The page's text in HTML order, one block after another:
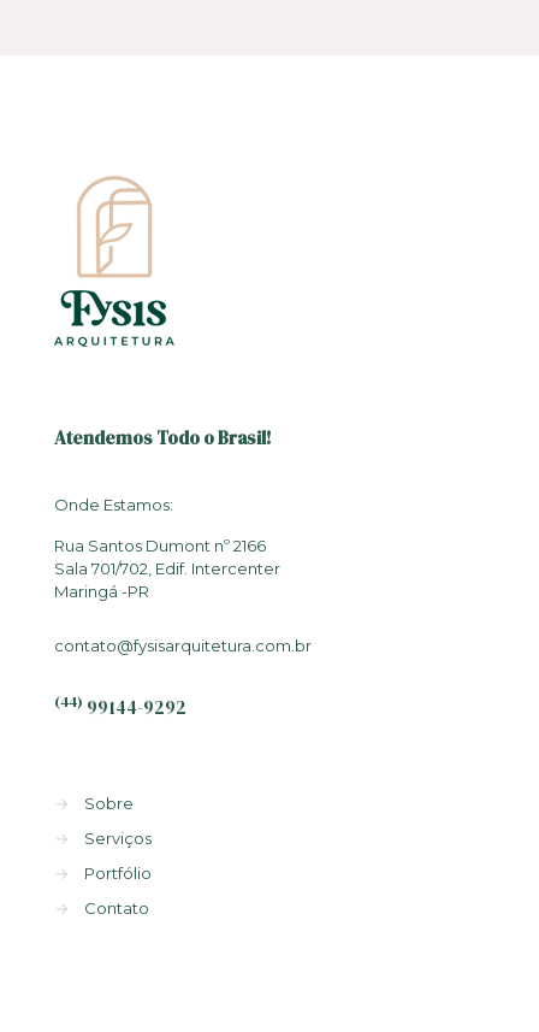
Atendemos Todo o Brasil!
Onde Estamos:
Rua Santos Dumont nº 2166
Sala 701/702, Edif. Intercenter
Maringá -PR
contato@fysisarquitetura.com.br
(44) 99144-9292
→
Sobre
→
Serviços
→
Portfólio
→
Contato